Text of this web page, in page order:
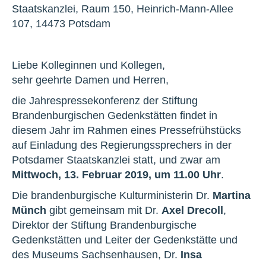
Staatskanzlei, Raum 150, Heinrich-Mann-Allee
107, 14473 Potsdam
Liebe Kolleginnen und Kollegen,
sehr geehrte Damen und Herren,
die Jahrespressekonferenz der Stiftung
Brandenburgischen Gedenkstätten findet in
diesem Jahr im Rahmen eines Pressefrühstücks
auf Einladung des Regierungssprechers in der
Potsdamer Staatskanzlei statt, und zwar am
Mittwoch, 13. Februar 2019, um 11.00 Uhr.
Die brandenburgische Kulturministerin Dr. Martina
Münch gibt gemeinsam mit Dr. Axel Drecoll ,
Direktor der Stiftung Brandenburgische
Gedenkstätten und Leiter der Gedenkstätte und
des Museums Sachsenhausen, Dr. Insa